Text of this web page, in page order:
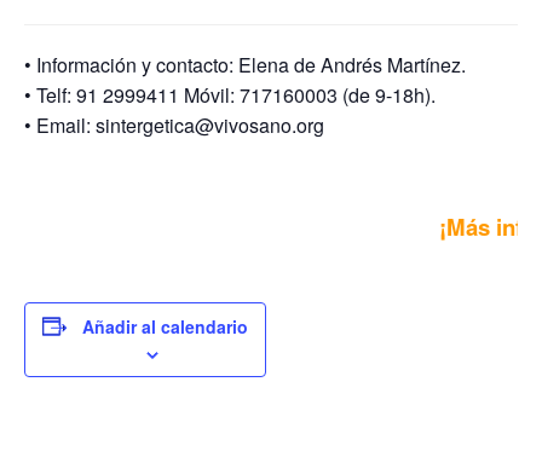
• Información y contacto: Elena de Andrés Martínez.
• Telf: 91 2999411 Móvil: 717160003 (de 9-18h).
• Email: sintergetica@vivosano.org
¡Más
Añadir al calendario